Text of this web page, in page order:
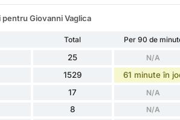
Giovanni Vaglica
Total Per 90 de
25 N/A
1529 61 minute în
17 N/A
8 N/A